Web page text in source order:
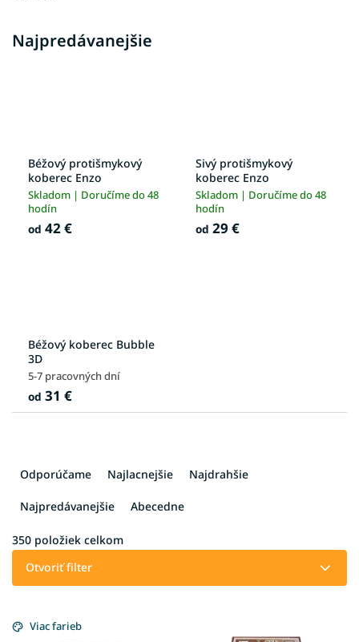
Najpredávanejšie
Béžový protišmykový
koberec Enzo
Skladom | Doručíme do 48
hodín
od 42 €
Sivý protišmykový
koberec Enzo
Skladom | Doručíme do 48
hodín
od 29 €
Béžový koberec Bubble
3D
5-7 pracovných dní
od 31 €
a
i
d
Odporúčame Najlacnejšie Najdrahšie
Najpredávanejšie Abecedne
350 položiek celkom
Otvoriť filter
ý
Viac farieb